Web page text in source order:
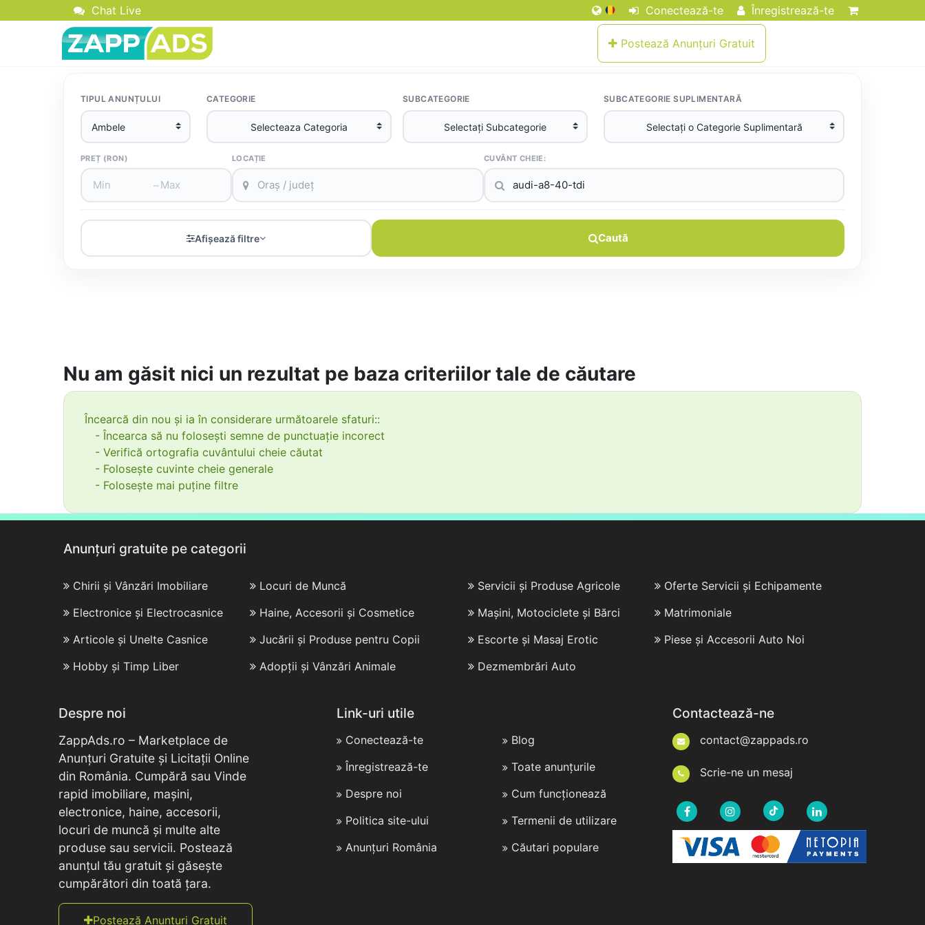
Chat Live Conectează-te Înregistrează-te
Postează Anunțuri Gratuit
TIPUL ANUNȚULUI CATEGORIE SUBCATEGORIE SUBCATEGORIE SUPLIMENTARĂ
PREȚ (RON)
–
LOCAȚIE CUVÂNT CHEIE:
Afișează filtre Caută
Nu am găsit nici un rezultat pe baza criteriilor tale de căutare
Încearcă din nou și ia în considerare următoarele sfaturi::
- Încearca să nu folosești semne de punctuație incorect
- Verifică ortografia cuvântului cheie căutat
- Folosește cuvinte cheie generale
- Folosește mai puține filtre
Anunțuri gratuite pe categorii
Chirii și Vânzări Imobiliare
Locuri de Muncă
Electronice și Electrocasnice
Haine, Accesorii și Cosmetice
Articole și Unelte Casnice
Jucării și Produse pentru Copii
Hobby și Timp Liber
Adopții și Vânzări Animale
Servicii și Produse Agricole
Oferte Servicii și Echipamente
Mașini, Motociclete și Bărci
Matrimoniale
Escorte și Masaj Erotic
Piese și Accesorii Auto Noi
Dezmembrări Auto
Despre noi
ZappAds.ro – Marketplace de
Anunțuri Gratuite și Licitații Online
din România. Cumpără sau Vinde
rapid imobiliare, mașini,
electronice, haine, accesorii,
locuri de muncă și multe alte
produse sau servicii. Postează
anunțul tău gratuit și găsește
cumpărători din toată țara.
Postează Anunțuri Gratuit
Link-uri utile
Conectează-te
Înregistrează-te
Despre noi
Politica site-ului
Anunțuri România
Blog
Toate anunțurile
Cum funcționează
Termenii de utilizare
Căutari populare
Contactează-ne
contact@zappads.ro
Scrie-ne un mesaj